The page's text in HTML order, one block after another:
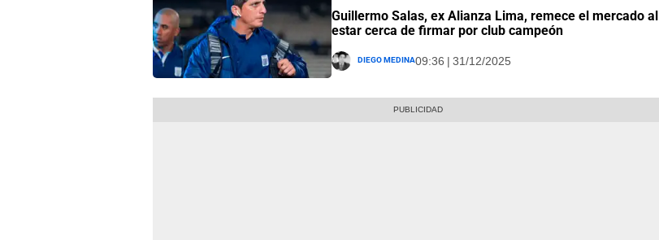
Guillermo Salas, ex Alianza Lima, remece el mercado al
estar cerca de firmar por club campeón
Diego Medina09:36 | 31/12/2025